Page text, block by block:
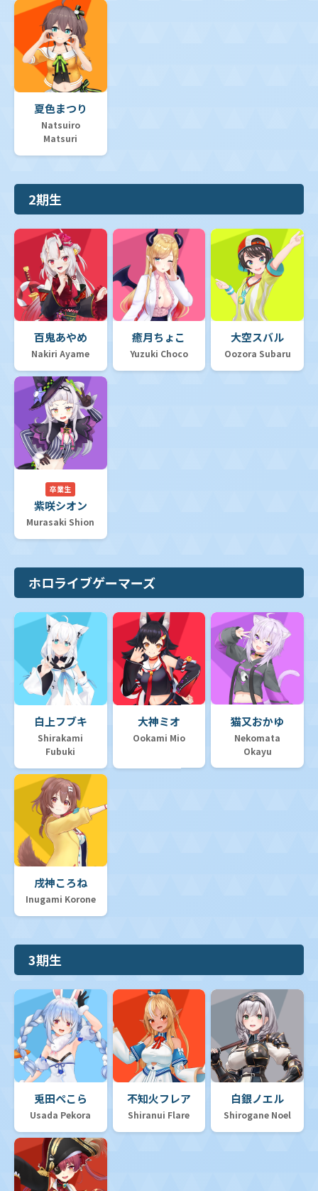
夏色まつり
Natsuiro
Matsuri
2期生
百鬼あやめ
Nakiri Ayame
癒月ちょこ
Yuzuki Choco
大空スバル
Oozora Subaru
卒業生
紫咲シオン
Murasaki Shion
ホロライブゲーマーズ
白上フブキ
Shirakami
Fubuki
大神ミオ
Ookami Mio
猫又おかゆ
Nekomata
Okayu
戌神ころね
Inugami Korone
3期生
兎田ぺこら
Usada Pekora
不知火フレア
Shiranui Flare
白銀ノエル
Shirogane Noel